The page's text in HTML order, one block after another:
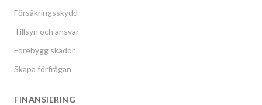
Försäkringsskydd
Tillsyn och ansvar
Förebygg skador
Skapa förfrågan
FINANSIERING